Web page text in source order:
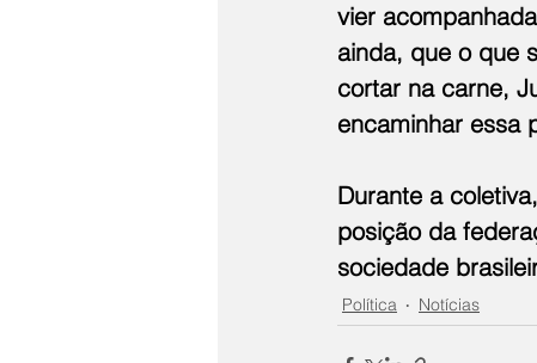
vier
ainda, que o que
cortar na carne,
encaminhar essa
Durante a
posição da
sociedade
Política Notícias